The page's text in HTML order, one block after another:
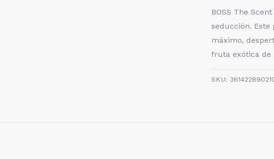
BOSS The
seducción.
máximo,
fruta exótica de
SKU: